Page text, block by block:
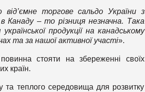
торгове сальдо України з
– то різниця незначна. Така
продукції на канадському
та за нашої активної участі».
стояти на збереженні своїх
країн.
та теплого середовища для розвитку